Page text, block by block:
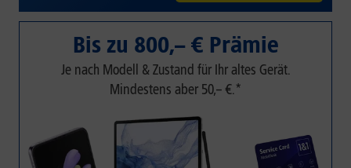
Bis zu 800,– € Prämie
Je nach Modell & Zustand für Ihr altes Gerät.
Mindestens aber 50,– €.*